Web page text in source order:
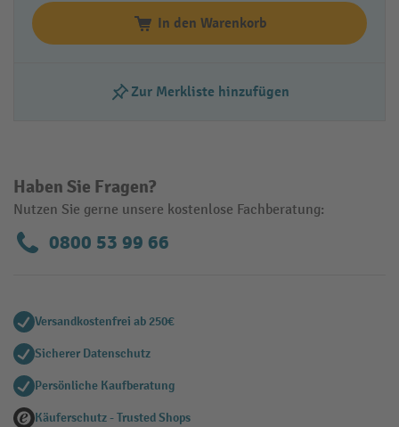
In den Warenkorb
Zur Merkliste hinzufügen
Haben Sie Fragen?
Nutzen Sie gerne unsere kostenlose Fachberatung:
0800 53 99 66
Versandkostenfrei ab 250€
Sicherer Datenschutz
Persönliche Kaufberatung
Käuferschutz - Trusted Shops